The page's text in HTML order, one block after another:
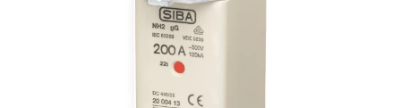
СИСТЕМИ ШИНОПРОВОДІВ ТА СТРУМОПРОВОДІВ